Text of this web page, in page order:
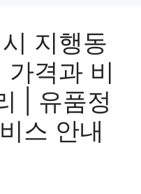
지행동
가격과 비
| 유품정
스 안내